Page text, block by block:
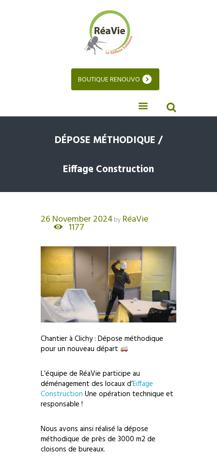
BOUTIQUE RENOUVO
DÉPOSE MÉTHODIQUE /
Eiffage Construction
26 November 2024by RéaVie
1177
Chantier à Clichy : Dépose méthodique
pour un nouveau départ
L’équipe de RéaVie participe au
déménagement des locaux d’Eiffage
Construction Une opération technique et
responsable !
Nous avons ainsi réalisé la dépose
méthodique de près de 3000 m2 de
cloisons de bureaux.